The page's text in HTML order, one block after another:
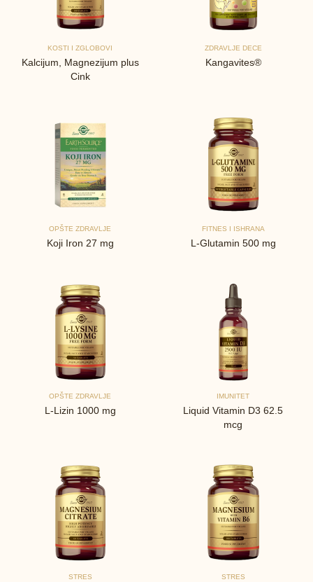
KOSTI I ZGLOBOVI
Kalcijum, Magnezijum plus
Cink
ZDRAVLJE DECE
Kangavites®
OPŠTE ZDRAVLJE
Koji Iron 27 mg
FITNES I ISHRANA
L-Glutamin 500 mg
OPŠTE ZDRAVLJE
L-Lizin 1000 mg
IMUNITET
Liquid Vitamin D3 62.5
mcg
STRES STRES